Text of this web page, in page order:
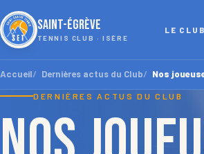
SAINT-ÉGRÈVE
TENNIS CLUB · ISÈRE
LE CLUB
Accueil Dernières actus du Club Nos
DERNIÈRES ACTUS DU CLUB